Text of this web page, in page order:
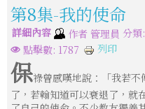
第8集-我的使命
詳細內容 作者 管理員 分類:
點擊數: 1787
列印
保祿曾感嘆地說：「我若
了，若翰知道可以衰退了，就